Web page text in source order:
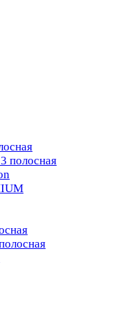
полосная